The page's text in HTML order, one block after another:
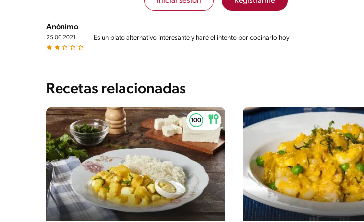
Sodio
Salt
2g / %
Anónimo
25.06.2021 Es un plato alternativo interesante y haré el intento por cocinarlo hoy
Recetas relacionadas